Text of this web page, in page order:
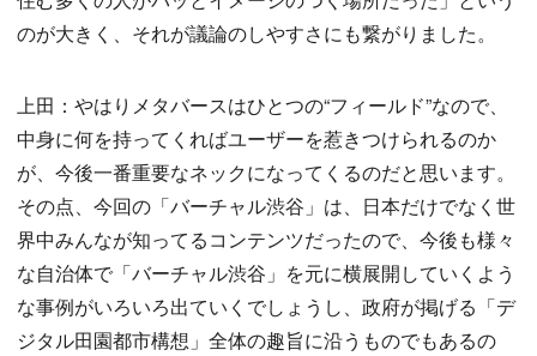
のが大きく、それが議論のしやすさにも繋がりました。
上田：やはりメタバースはひとつの“フィールド”なので、
中身に何を持ってくればユーザーを惹きつけられるのか
が、今後一番重要なネックになってくるのだと思います。
その点、今回の「バーチャル渋谷」は、日本だけでなく世
界中みんなが知ってるコンテンツだったので、今後も様々
な自治体で「バーチャル渋谷」を元に横展開していくよう
な事例がいろいろ出ていくでしょうし、政府が掲げる「デ
ジタル田園都市構想」全体の趣旨に沿うものでもあるの